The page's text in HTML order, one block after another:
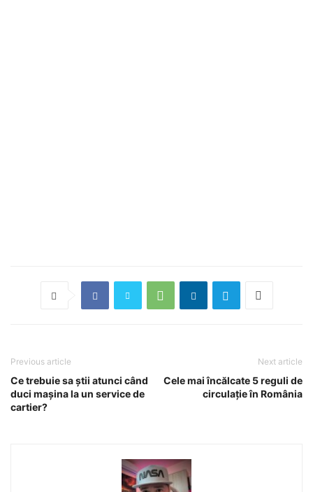
Previous article
Ce trebuie sa știi atunci când
duci mașina la un service de
cartier?
Next article
Cele mai încălcate 5 reguli de
circulație în România